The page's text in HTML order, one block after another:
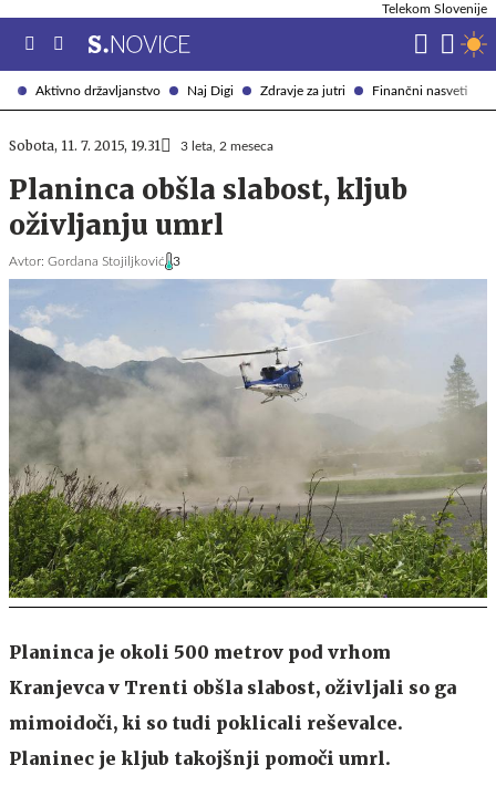
Aktivno državljanstvo Naj Digi Zdravje za jutri Finančni nasveti
Telekom Slovenije
Sobota, 11. 7. 2015, 19.31 3 leta, 2 meseca
Planinca obšla slabost, kljub
oživljanju umrl
Avtor: Gordana Stojiljković 3
Planinca je okoli 500 metrov pod vrhom
Kranjevca v Trenti obšla slabost, oživljali so ga
mimoidoči, ki so tudi poklicali reševalce.
Planinec je kljub takojšnji pomoči umrl.